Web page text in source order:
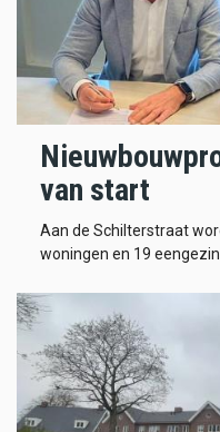
van start
Aan de Schilterstraat
woningen en 19